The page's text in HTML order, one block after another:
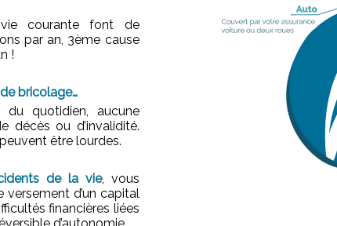
courante font de
par an, 3ème cause
!
bricolage…
quotidien, aucune
décès ou d’invalidité.
être lourdes.
de la vie, vous
d’un capital
financières liées